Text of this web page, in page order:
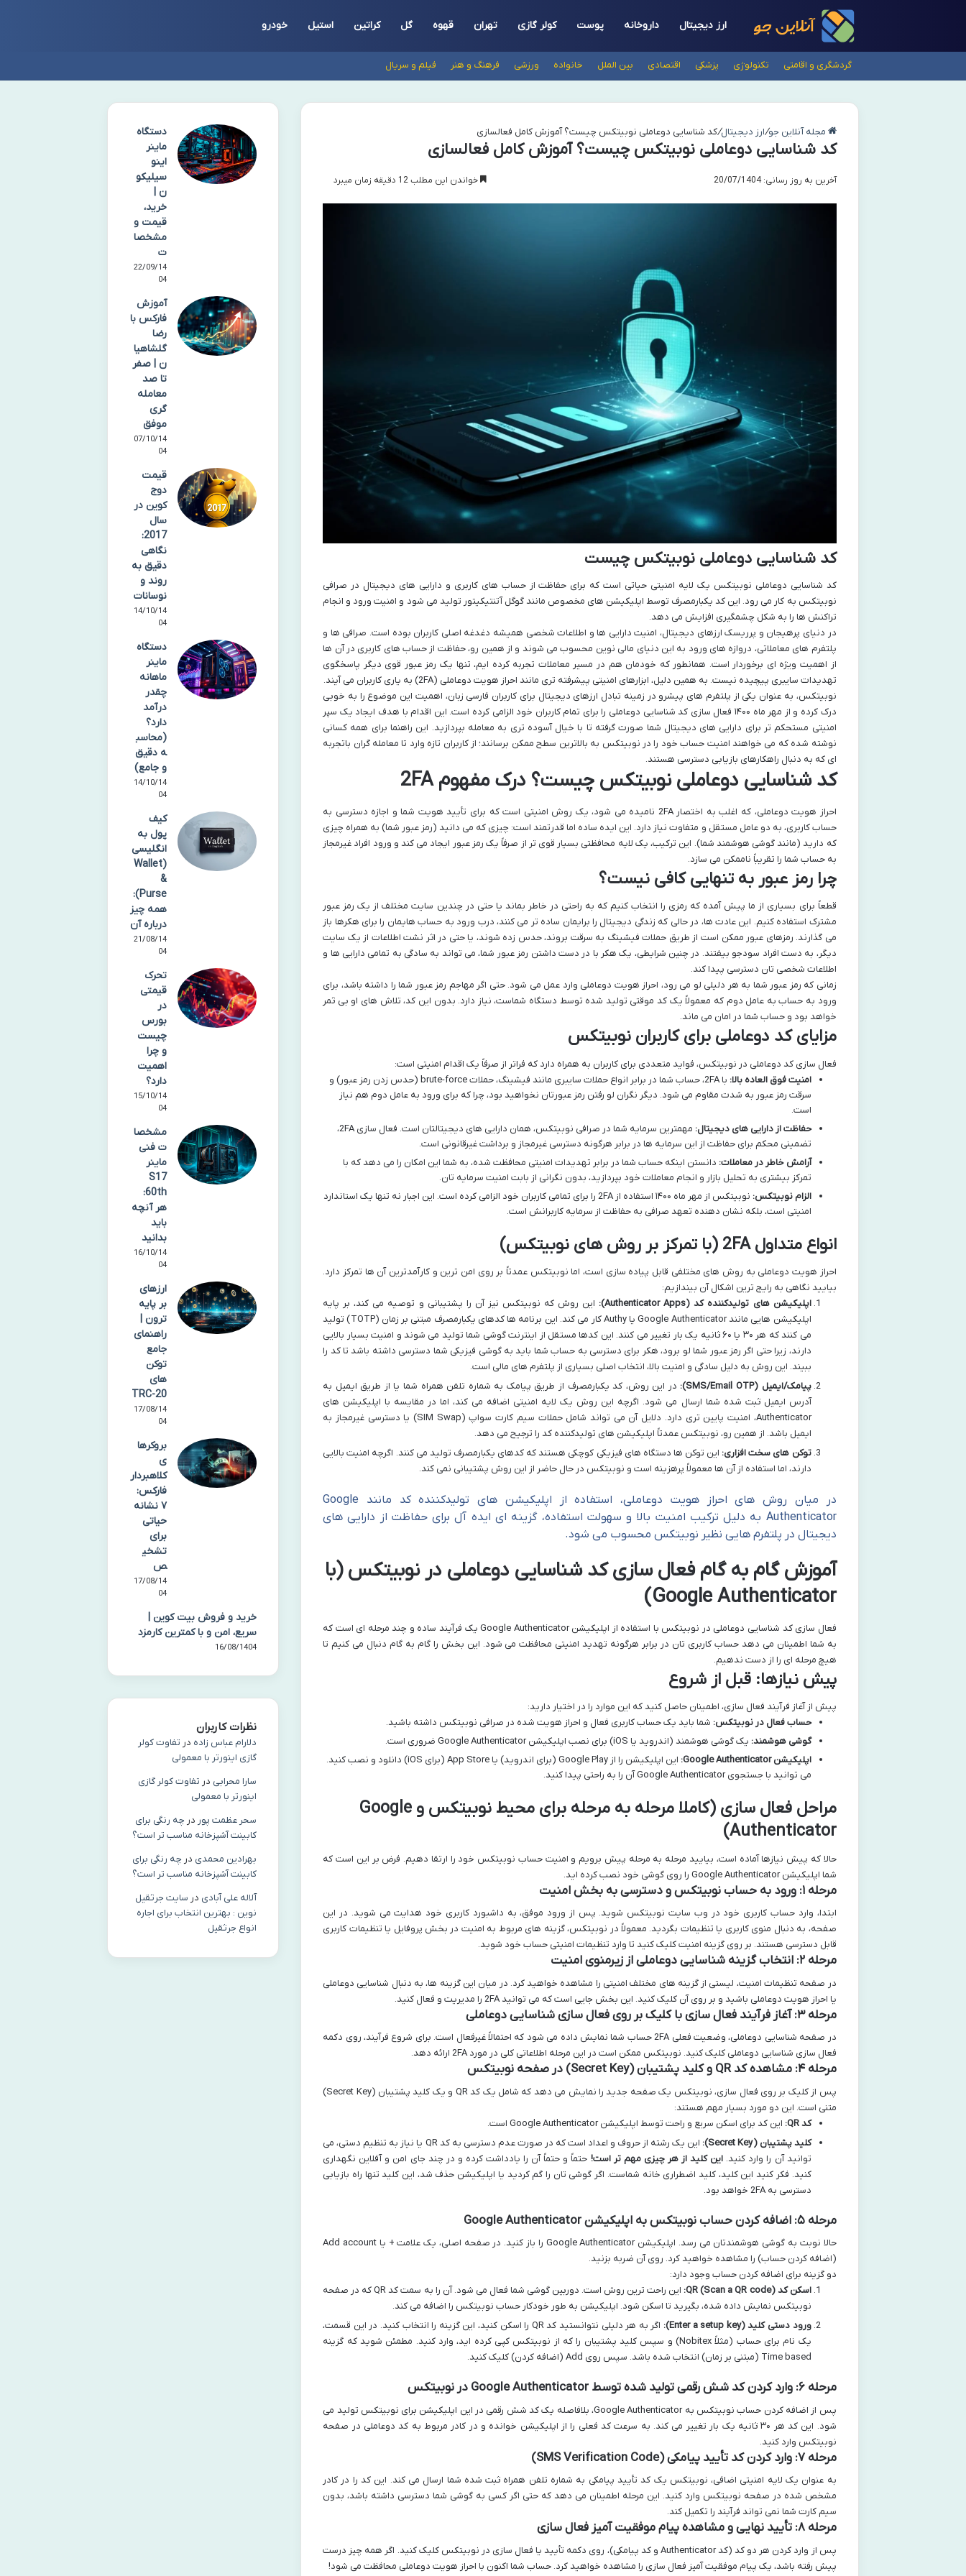
ارز دیجیتال داروخانه پوست کولر گازی تهران قهوه گل کراتین استیل خودرو
گردشگری و اقامتی تکنولوژی پزشکی اقتصادی بین الملل خانواده ورزشی فرهنگ و هنر فیلم و سریال
مجله آنلاین جو/ارز دیجیتال/کد شناسایی دوعاملی نوبیتکس چیست؟ آموزش کامل فعالسازی
کد شناسایی دوعاملی نوبیتکس چیست؟ آموزش کامل فعالسازی
آخرین به روز رسانی: 20/07/1404 خواندن این مطلب 12 دقیقه زمان میبرد
کد شناسایی دوعاملی نوبیتکس چیست
کد شناسایی دوعاملی نوبیتکس یک لایه امنیتی حیاتی است که برای حفاظت از حساب های کاربری و دارایی های دیجیتال در صرافی
نوبیتکس به کار می رود. این کد یکبارمصرف توسط اپلیکیشن های مخصوص مانند گوگل آتنتیکیتور تولید می شود و امنیت ورود و انجام
تراکنش ها را به شکل چشمگیری افزایش می دهد.
در دنیای پرهیجان و پرریسک ارزهای دیجیتال، امنیت دارایی ها و اطلاعات شخصی همیشه دغدغه اصلی کاربران بوده است. صرافی ها و
پلتفرم های معاملاتی، دروازه های ورود به این دنیای مالی نوین محسوب می شوند و از همین رو، حفاظت از حساب های کاربری در آن ها
از اهمیت ویژه ای برخوردار است. همانطور که خودمان هم در مسیر معاملات تجربه کرده ایم، تنها یک رمز عبور قوی دیگر پاسخگوی
تهدیدات سایبری پیچیده نیست. به همین دلیل، ابزارهای امنیتی پیشرفته تری مانند احراز هویت دوعاملی (2FA) به یاری کاربران می آیند.
نوبیتکس، به عنوان یکی از پلتفرم های پیشرو در زمینه تبادل ارزهای دیجیتال برای کاربران فارسی زبان، اهمیت این موضوع را به خوبی
درک کرده و از مهر ماه ۱۴۰۰ فعال سازی کد شناسایی دوعاملی را برای تمام کاربران خود الزامی کرده است. این اقدام با هدف ایجاد یک سپر
امنیتی مستحکم تر برای دارایی های دیجیتال شما صورت گرفته تا با خیال آسوده تری به معامله بپردازید. این راهنما برای همه کسانی
نوشته شده که می خواهند امنیت حساب خود را در نوبیتکس به بالاترین سطح ممکن برسانند؛ از کاربران تازه وارد تا معامله گران باتجربه
ای که به دنبال راهکارهای بازیابی دسترسی هستند.
کد شناسایی دوعاملی نوبیتکس چیست؟ درک مفهوم 2FA
احراز هویت دوعاملی، که اغلب به اختصار 2FA نامیده می شود، یک روش امنیتی است که برای تأیید هویت شما و اجازه دسترسی به
حساب کاربری، به دو عامل مستقل و متفاوت نیاز دارد. این ایده ساده اما قدرتمند است: چیزی که می دانید (رمز عبور شما) به همراه چیزی
که دارید (مانند گوشی هوشمند شما). این ترکیب، یک لایه محافظتی بسیار قوی تر از صرفاً یک رمز عبور ایجاد می کند و ورود افراد غیرمجاز
به حساب شما را تقریباً ناممکن می سازد.
چرا رمز عبور به تنهایی کافی نیست؟
قطعاً برای بسیاری از ما پیش آمده که رمزی را انتخاب کنیم که به راحتی در خاطر بماند یا حتی در چندین سایت مختلف از یک رمز عبور
مشترک استفاده کنیم. این عادت ها، در حالی که زندگی دیجیتال را برایمان ساده تر می کنند، درب ورود به حساب هایمان را برای هکرها باز
می گذارند. رمزهای عبور ممکن است از طریق حملات فیشینگ به سرقت بروند، حدس زده شوند، یا حتی در اثر نشت اطلاعات از یک سایت
دیگر، به دست افراد سودجو بیفتند. در چنین شرایطی، یک هکر با در دست داشتن رمز عبور شما، می تواند به سادگی به تمامی دارایی ها و
اطلاعات شخصی تان دسترسی پیدا کند.
زمانی که رمز عبور شما به هر دلیلی لو می رود، احراز هویت دوعاملی وارد عمل می شود. حتی اگر مهاجم رمز عبور شما را داشته باشد، برای
ورود به حساب به عامل دوم که معمولاً یک کد موقتی تولید شده توسط دستگاه شماست، نیاز دارد. بدون این کد، تلاش های او بی ثمر
خواهد بود و حساب شما در امان می ماند.
مزایای کد دوعاملی برای کاربران نوبیتکس
فعال سازی کد دوعاملی در نوبیتکس، فواید متعددی برای کاربران به همراه دارد که فراتر از صرفاً یک اقدام امنیتی است:
امنیت فوق العاده بالا:
با 2FA، حساب شما در برابر انواع حملات سایبری مانند فیشینگ، حملات brute-force (حدس زدن رمز عبور) و
سرقت رمز عبور به شدت مقاوم می شود. دیگر نگران لو رفتن رمز عبورتان نخواهید بود، چرا که برای ورود به عامل دوم هم نیاز
است.
حفاظت از دارایی های دیجیتال:
مهمترین سرمایه شما در صرافی نوبیتکس، همان دارایی های دیجیتالتان است. فعال سازی 2FA،
تضمینی محکم برای حفاظت از این سرمایه ها در برابر هرگونه دسترسی غیرمجاز و برداشت غیرقانونی است.
آرامش خاطر در معاملات: دانستن اینکه حساب شما در برابر تهدیدات امنیتی محافظت شده، به شما این امکان را می دهد که با
تمرکز بیشتری به تحلیل بازار و انجام معاملات خود بپردازید، بدون نگرانی از بابت امنیت سرمایه تان.
الزام نوبیتکس:
نوبیتکس از مهر ماه ۱۴۰۰ استفاده از 2FA را برای تمامی کاربران خود الزامی کرده است. این اجبار نه تنها یک استاندارد
امنیتی است، بلکه نشان دهنده تعهد صرافی به حفاظت از سرمایه کاربرانش است.
انواع متداول 2FA (با تمرکز بر روش های نوبیتکس)
احراز هویت دوعاملی به روش های مختلفی قابل پیاده سازی است، اما نوبیتکس عمدتاً بر روی امن ترین و کارآمدترین آن ها تمرکز دارد.
بیایید نگاهی به رایج ترین اشکال آن بیندازیم:
اپلیکیشن های تولیدکننده کد (Authenticator Apps):
این روش که نوبیتکس نیز آن را پشتیبانی و توصیه می کند، بر پایه
اپلیکیشن هایی مانند Google Authenticator یا Authy کار می کند. این برنامه ها کدهای یکبارمصرف مبتنی بر زمان (TOTP) تولید
می کنند که هر ۳۰ یا ۶۰ ثانیه یک بار تغییر می کنند. این کدها مستقل از اینترنت گوشی شما تولید می شوند و امنیت بسیار بالایی
دارند، زیرا حتی اگر رمز عبور شما لو برود، هکر برای دسترسی به حساب شما باید به گوشی فیزیکی شما دسترسی داشته باشد تا کد را
ببیند. این روش به دلیل سادگی و امنیت بالا، انتخاب اصلی بسیاری از پلتفرم های مالی است.
پیامک/ایمیل (SMS/Email OTP):
در این روش، کد یکبارمصرف از طریق پیامک به شماره تلفن همراه شما یا از طریق ایمیل به
آدرس ایمیل ثبت شده شما ارسال می شود. اگرچه این روش یک لایه امنیتی اضافه می کند، اما در مقایسه با اپلیکیشن های
Authenticator، امنیت پایین تری دارد. دلایل آن می تواند شامل حملات سیم کارت سواپ (SIM Swap) یا دسترسی غیرمجاز به
ایمیل باشد. از همین رو، نوبیتکس عمدتاً اپلیکیشن های تولیدکننده کد را ترجیح می دهد.
توکن های سخت افزاری: این توکن ها دستگاه های فیزیکی کوچکی هستند که کدهای یکبارمصرف تولید می کنند. اگرچه امنیت بالایی
دارند، اما استفاده از آن ها معمولاً پرهزینه است و نوبیتکس در حال حاضر از این روش پشتیبانی نمی کند.
در میان روش های احراز هویت دوعاملی، استفاده از اپلیکیشن های تولیدکننده کد مانند Google
Authenticator به دلیل ترکیب امنیت بالا و سهولت استفاده، گزینه ای ایده آل برای حفاظت از دارایی های
دیجیتال در پلتفرم هایی نظیر نوبیتکس محسوب می شود.
آموزش گام به گام فعال سازی کد شناسایی دوعاملی در نوبیتکس (با
Google Authenticator)
فعال سازی کد شناسایی دوعاملی در نوبیتکس با استفاده از اپلیکیشن Google Authenticator یک فرآیند ساده و چند مرحله ای است که
به شما اطمینان می دهد حساب کاربری تان در برابر هرگونه تهدید امنیتی محافظت می شود. این بخش را گام به گام دنبال می کنیم تا
هیچ مرحله ای را از دست ندهیم.
پیش نیازها: قبل از شروع
پیش از آغاز فرآیند فعال سازی، اطمینان حاصل کنید که این موارد را در اختیار دارید:
حساب فعال در نوبیتکس: شما باید یک حساب کاربری فعال و احراز هویت شده در صرافی نوبیتکس داشته باشید.
گوشی هوشمند: یک گوشی هوشمند (اندروید یا iOS) برای نصب اپلیکیشن Google Authenticator ضروری است.
اپلیکیشن Google Authenticator:
این اپلیکیشن را از Google Play (برای اندروید) یا App Store (برای iOS) دانلود و نصب کنید.
می توانید با جستجوی Google Authenticator آن را به راحتی پیدا کنید.
مراحل فعال سازی (کاملا مرحله به مرحله برای محیط نوبیتکس و Google
Authenticator)
حالا که پیش نیازها آماده است، بیایید مرحله به مرحله پیش برویم و امنیت حساب نوبیتکس خود را ارتقا دهیم. فرض بر این است که
شما اپلیکیشن Google Authenticator را روی گوشی خود نصب کرده اید.
مرحله ۱: ورود به حساب نوبیتکس و دسترسی به بخش امنیت
ابتدا، وارد حساب کاربری خود در وب سایت نوبیتکس شوید. پس از ورود موفق، به داشبورد کاربری خود هدایت می شوید. در این
صفحه، به دنبال منوی کاربری یا تنظیمات بگردید. معمولاً در نوبیتکس، گزینه های مربوط به امنیت در بخش پروفایل یا تنظیمات کاربری
قابل دسترسی هستند. بر روی گزینه امنیت کلیک کنید تا وارد تنظیمات امنیتی حساب خود شوید.
مرحله ۲: انتخاب گزینه شناسایی دوعاملی از زیرمنوی امنیت
در صفحه تنظیمات امنیت، لیستی از گزینه های مختلف امنیتی را مشاهده خواهید کرد. در میان این گزینه ها، به دنبال شناسایی دوعاملی
یا احراز هویت دوعاملی باشید و بر روی آن کلیک کنید. این بخش جایی است که می توانید 2FA را مدیریت و فعال کنید.
مرحله ۳: آغاز فرآیند فعال سازی با کلیک بر روی فعال سازی شناسایی دوعاملی
در صفحه شناسایی دوعاملی، وضعیت فعلی 2FA حساب شما نمایش داده می شود که احتمالاً غیرفعال است. برای شروع فرآیند، روی دکمه
فعال سازی شناسایی دوعاملی کلیک کنید. نوبیتکس ممکن است در این مرحله اطلاعاتی کلی در مورد 2FA ارائه دهد.
مرحله ۴: مشاهده کد QR و کلید پشتیبان (Secret Key) در صفحه نوبیتکس
پس از کلیک بر روی فعال سازی، نوبیتکس یک صفحه جدید را نمایش می دهد که شامل یک کد QR و یک کلید پشتیبان (Secret Key)
متنی است. این دو مورد بسیار مهم هستند:
کد QR:
این کد برای اسکن سریع و راحت توسط اپلیکیشن Google Authenticator است.
کلید پشتیبان (Secret Key):
این یک رشته از حروف و اعداد است که در صورت عدم دسترسی به کد QR یا نیاز به تنظیم دستی، می
توانید آن را وارد کنید. این کلید از هر چیزی مهم تر است! حتماً و حتماً آن را یادداشت کرده و در چند جای امن و آفلاین نگهداری
کنید. فکر کنید این کلید، کلید اضطراری خانه شماست. اگر گوشی تان را گم کردید یا اپلیکیشن حذف شد، این کلید تنها راه بازیابی
دسترسی به 2FA خواهد بود.
مرحله ۵: اضافه کردن حساب نوبیتکس به اپلیکیشن Google Authenticator
حالا نوبت به گوشی هوشمندتان می رسد. اپلیکیشن Google Authenticator را باز کنید. در صفحه اصلی، یک علامت + یا Add account
(اضافه کردن حساب) را مشاهده خواهید کرد. روی آن ضربه بزنید.
دو گزینه برای اضافه کردن حساب وجود دارد:
اسکن کد QR (Scan a QR code):
این راحت ترین روش است. دوربین گوشی شما فعال می شود. آن را به سمت کد QR که در صفحه
نوبیتکس نمایش داده شده، بگیرید تا اسکن شود. اپلیکیشن به طور خودکار حساب نوبیتکس را اضافه می کند.
ورود دستی کلید (Enter a setup key):
اگر به هر دلیلی نتوانستید کد QR را اسکن کنید، این گزینه را انتخاب کنید. در این قسمت،
یک نام برای حساب (مثلاً Nobitex) و سپس کلید پشتیبان را که از نوبیتکس کپی کرده اید، وارد کنید. مطمئن شوید که گزینه
Time based (مبتنی بر زمان) انتخاب شده باشد. سپس روی Add (اضافه کردن) کلیک کنید.
مرحله ۶: وارد کردن کد شش رقمی تولید شده توسط Google Authenticator در نوبیتکس
پس از اضافه کردن حساب نوبیتکس به Google Authenticator، بلافاصله یک کد شش رقمی در این اپلیکیشن برای نوبیتکس تولید می
شود. این کد هر ۳۰ ثانیه یک بار تغییر می کند. به سرعت کد فعلی را از اپلیکیشن خوانده و در کادر مربوط به کد دوعاملی در صفحه
نوبیتکس وارد کنید.
مرحله ۷: وارد کردن کد تأیید پیامکی (SMS Verification Code)
به عنوان یک لایه امنیتی اضافی، نوبیتکس یک کد تأیید پیامکی به شماره تلفن همراه ثبت شده شما ارسال می کند. این کد را در کادر
مشخص شده در صفحه نوبیتکس وارد کنید. این مرحله اطمینان می دهد که حتی اگر کسی به گوشی شما دسترسی داشته باشد، بدون
سیم کارت شما نمی تواند فرآیند را تکمیل کند.
مرحله ۸: تأیید نهایی و مشاهده پیام موفقیت آمیز فعال سازی
پس از وارد کردن هر دو کد (کد Authenticator و کد پیامکی)، روی دکمه تأیید یا فعال سازی در نوبیتکس کلیک کنید. اگر همه چیز درست
پیش رفته باشد، یک پیام موفقیت آمیز فعال سازی را مشاهده خواهید کرد. حساب شما اکنون با احراز هویت دوعاملی محافظت می شود!
دستگاه
ماینر
اینو
سیلیکو
ن |
خرید،
قیمت و
مشخصا
ت
22/09/14
04
آموزش
فارکس با
رضا
گلشاهیا
ن | صفر
تا صد
معامله
گری
موفق
07/10/14
04
قیمت
دوج
کوین در
سال
2017:
نگاهی
دقیق به
روند و
نوسانات
14/10/14
04
دستگاه
ماینر
ماهانه
چقدر
درآمد
دارد؟
(محاسب
ه دقیق
و جامع)
14/10/14
04
کیف
پول به
انگلیسی
(Wallet
&
Purse):
همه چیز
درباره آن
21/08/14
04
تحرک
قیمتی
در
بورس
چیست
و چرا
اهمیت
دارد؟
15/10/14
04
مشخصا
ت فنی
ماینر
S17
60th:
هر آنچه
باید
بدانید
16/10/14
04
ارزهای
بر پایه
ترون |
راهنمای
جامع
توکن
های
TRC-20
17/08/14
04
بروکرها
ی
کلاهبردار
فارکس:
۷ نشانه
حیاتی
برای
تشخی
ص
17/08/14
04
خرید و فروش بیت کوین |
سریع، امن و با کمترین کارمزد
16/08/1404
نظرات کاربران
دلارام عباس زاده در تفاوت کولر
گازی اینورتر با معمولی
سارا محرابی در تفاوت کولر گازی
اینورتر با معمولی
سحر عظمت پور در چه رنگی برای
کابینت آشپزخانه مناسب‌ تر است؟
بهرادین محمدی در چه رنگی برای
کابینت آشپزخانه مناسب‌ تر است؟
آلاله علی آبادی در سایت جرثقیل
نوین : بهترین انتخاب برای اجاره
انواع جرثقیل